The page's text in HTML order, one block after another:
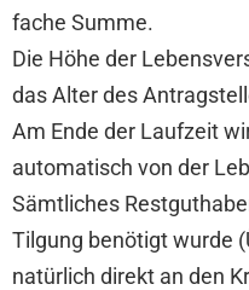
fache Summe.
Die Höhe der
das Alter des
Am Ende der Laufzeit
automatisch von der
Sämtliches
Tilgung benötigt wurde
natürlich direkt an den